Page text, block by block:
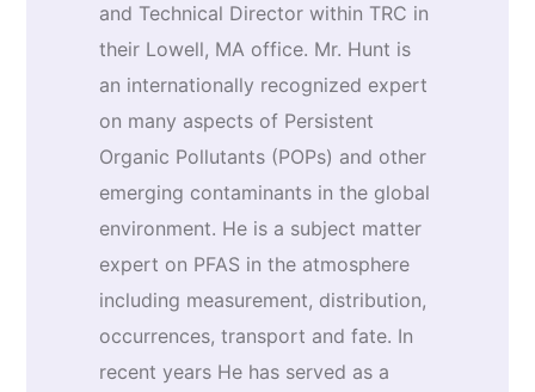
and Technical Director within TRC in
their Lowell, MA office. Mr. Hunt is
an internationally recognized expert
on many aspects of Persistent
Organic Pollutants (POPs) and other
emerging contaminants in the global
environment. He is a subject matter
expert on PFAS in the atmosphere
including measurement, distribution,
occurrences, transport and fate. In
recent years He has served as a